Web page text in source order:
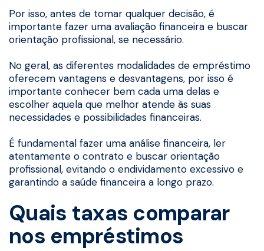
Por isso, antes de tomar qualquer decisão, é
importante fazer uma avaliação financeira e buscar
orientação profissional, se necessário.
No geral, as diferentes modalidades de empréstimo
oferecem vantagens e desvantagens, por isso é
importante conhecer bem cada uma delas e
escolher aquela que melhor atende às suas
necessidades e possibilidades financeiras.
É fundamental fazer uma análise financeira, ler
atentamente o contrato e buscar orientação
profissional, evitando o endividamento excessivo e
garantindo a saúde financeira a longo prazo.
Quais taxas comparar
nos empréstimos